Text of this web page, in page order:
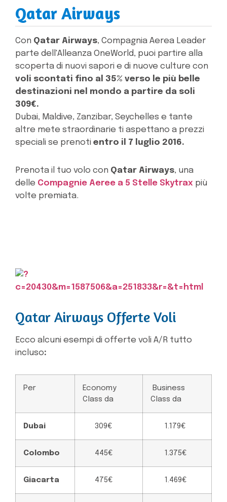
Qatar Airways
Con Qatar Airways, Compagnia Aerea Leader
parte dell'Alleanza OneWorld, puoi partire alla
scoperta di nuovi sapori e di nuove culture con
voli scontati fino al 35% verso le più belle
destinazioni nel mondo a partire da soli
309€.
Dubai, Maldive, Zanzibar, Seychelles e tante
altre mete straordinarie ti aspettano a prezzi
speciali se prenoti entro il 7 luglio 2016.
Prenota il tuo volo con Qatar Airways, una
delle Compagnie Aeree a 5 Stelle Skytrax più
volte premiata.
Qatar Airways Offerte Voli
Ecco alcuni esempi di offerte voli A/R tutto
incluso:
Per
Economy
Class da
Business
Class da
Dubai 309€ 1.179€
Colombo 445€ 1.375€
Giacarta 475€ 1.469€